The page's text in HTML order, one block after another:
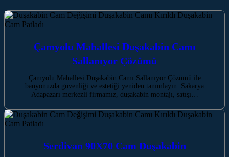
Çamyolu Mahallesi Duşakabin Camı
Sallanıyor Çözümü
Çamyolu Mahallesi Duşakabin Camı Sallanıyor Çözümü ile
banyonuzda güvenliği ve estetiği yeniden tanımlayın. Sakarya
Adapazarı merkezli firmamız, duşakabin montajı, satışı…
Serdivan 90X70 Cam Duşakabin